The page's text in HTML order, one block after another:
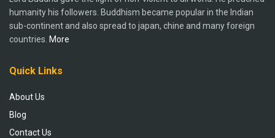
humanity his followers. Buddhism became popular in the Indian
sub-continent and also spread to japan, chine and many foreign
countries. More
Quick Links
About Us
Blog
Contact Us